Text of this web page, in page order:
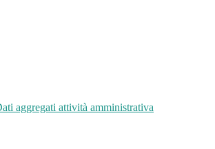
aggregati attività amministrativa